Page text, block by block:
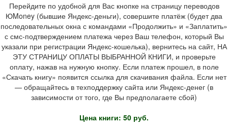
Перейдите по удобной для Вас кнопке на страницу переводов
ЮMoney (бывшие Яндекс-деньги), совершите платёж (будет два
последовательных окна с командами «Продолжить» и «Заплатить»
с смс-подтверждением платежа через Ваш телефон, который Вы
указали при регистрации Яндекс-кошелька), вернитесь на сайт, НА
ЭТУ СТРАНИЦУ ОПЛАТЫ ВЫБРАННОЙ КНИГИ, и проверьте
оплату, нажав на нужную кнопку. Если платеж прошел, в поле
«Скачать книгу» появится ссылка для скачивания файла. Если нет
— обращайтесь в техподдержку сайта или Яндекс-денег (в
зависимости от того, где Вы предполагаете сбой)
Цена книги: 50 руб.